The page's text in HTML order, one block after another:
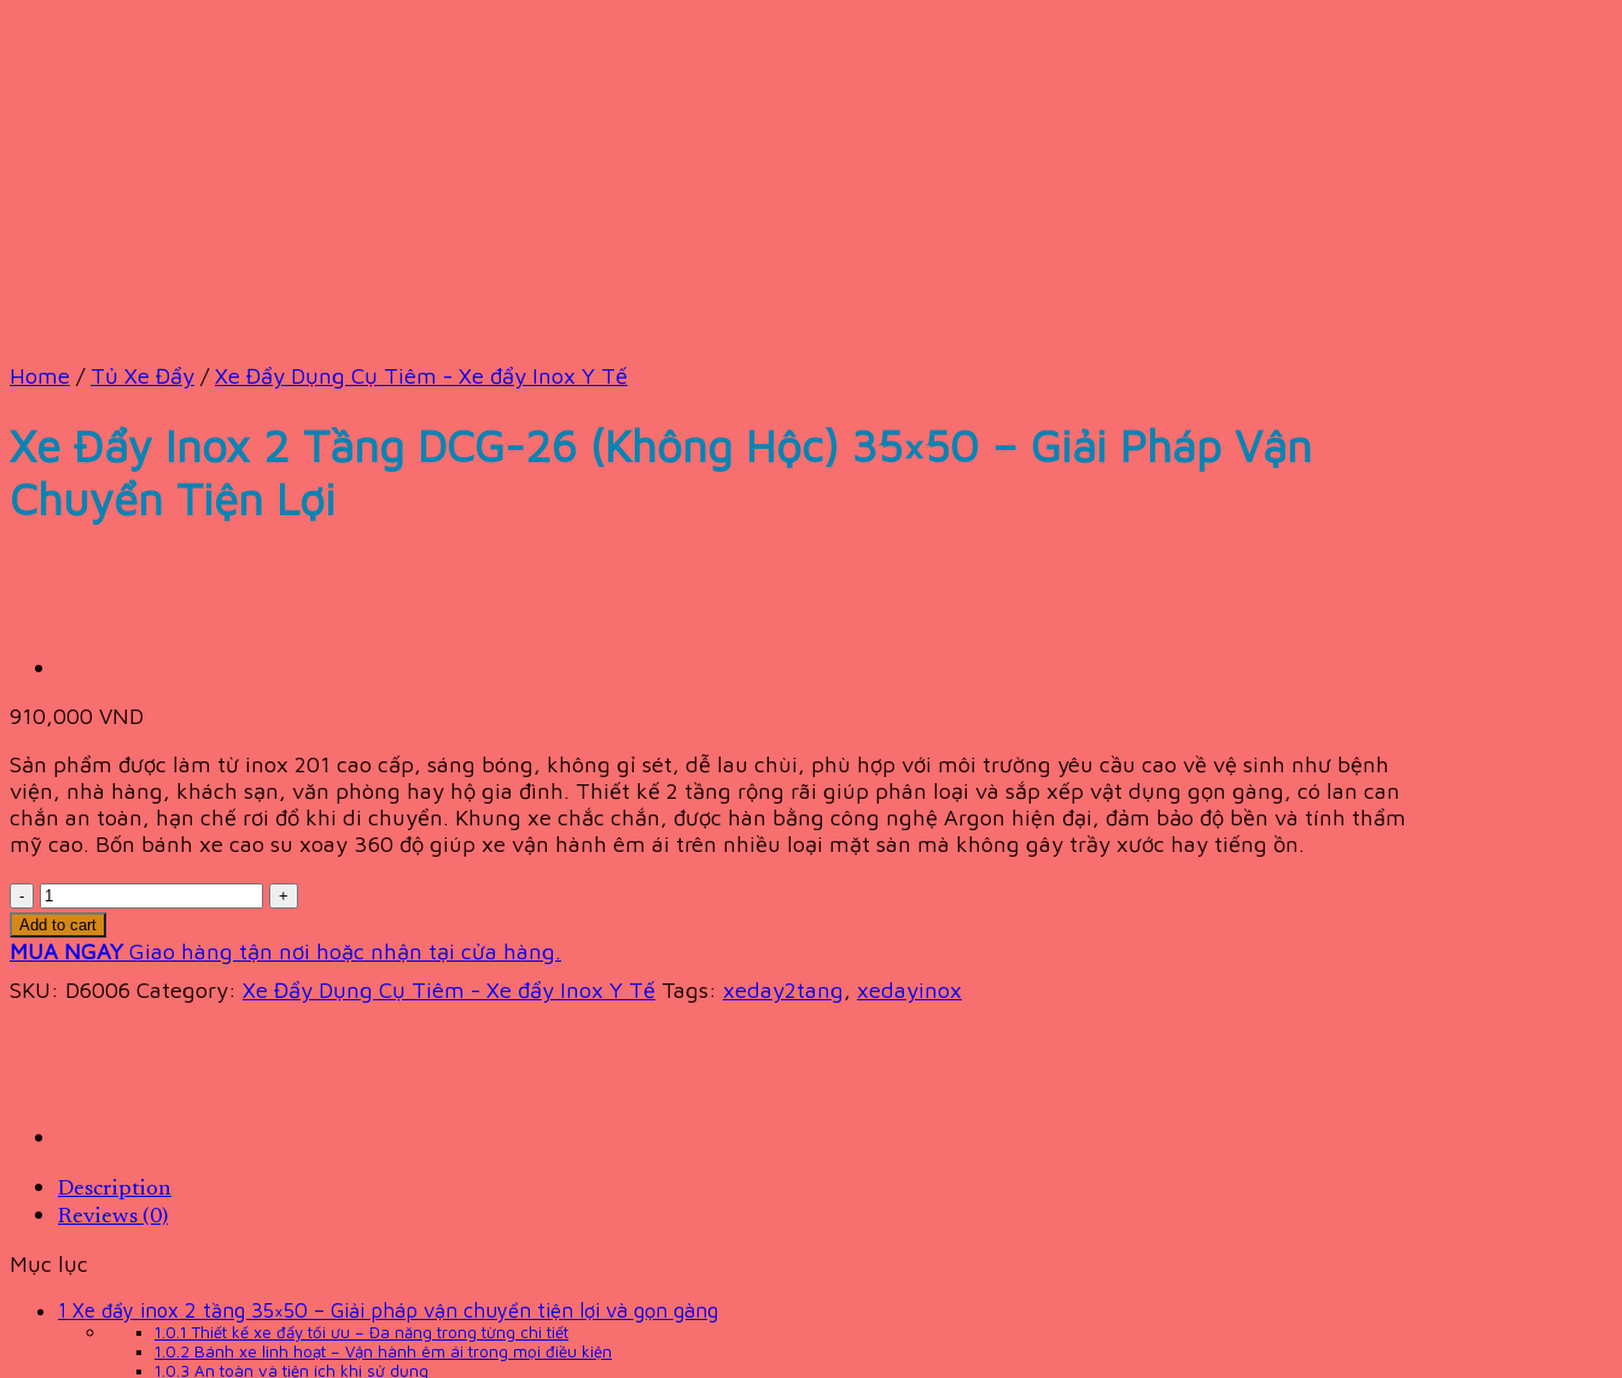
Home / Tủ Xe Đẩy / Xe Đẩy Dụng Cụ Tiêm - Xe đẩy Inox Y Tế
Xe Đẩy Inox 2 Tầng DCG-26 (Không Hộc) 35×50 – Giải Pháp Vận
Chuyển Tiện Lợi
910,000 VND
Sản phẩm được làm từ inox 201 cao cấp, sáng bóng, không gỉ sét, dễ lau chùi, phù hợp với môi trường yêu cầu cao về vệ sinh như bệnh
viện, nhà hàng, khách sạn, văn phòng hay hộ gia đình. Thiết kế 2 tầng rộng rãi giúp phân loại và sắp xếp vật dụng gọn gàng, có lan can
chắn an toàn, hạn chế rơi đổ khi di chuyển. Khung xe chắc chắn, được hàn bằng công nghệ Argon hiện đại, đảm bảo độ bền và tính thẩm
mỹ cao. Bốn bánh xe cao su xoay 360 độ giúp xe vận hành êm ái trên nhiều loại mặt sàn mà không gây trầy xước hay tiếng ồn.
Quantity
Add to cart
MUA NGAY Giao hàng tận nơi hoặc nhận tại cửa hàng.
SKU: D6006 Category: Xe Đẩy Dụng Cụ Tiêm - Xe đẩy Inox Y Tế Tags: xeday2tang, xedayinox
Description
Reviews (0)
Mục lục
1 Xe đẩy inox 2 tầng 35×50 – Giải pháp vận chuyển tiện lợi và gọn gàng
1.0.1 Thiết kế xe đẩy tối ưu – Đa năng trong từng chi tiết
1.0.2 Bánh xe linh hoạt – Vận hành êm ái trong mọi điều kiện
1.0.3 An toàn và tiện ích khi sử dụng